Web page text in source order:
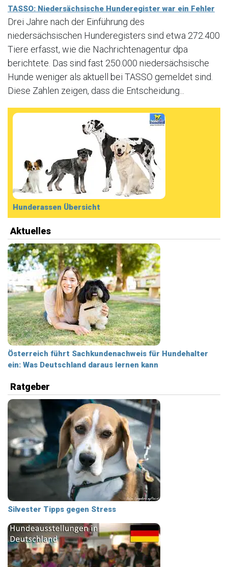
TASSO: Niedersächsische Hunderegister war ein Fehler
Drei Jahre nach der Einführung des
niedersächsischen Hunderegisters sind etwa 272.400
Tiere erfasst, wie die Nachrichtenagentur dpa
berichtete. Das sind fast 250.000 niedersächsische
Hunde weniger als aktuell bei TASSO gemeldet sind.
Diese Zahlen zeigen, dass die Entscheidung...
Hunderassen Übersicht
Aktuelles
Österreich führt Sachkundenachweis für Hundehalter
ein: Was Deutschland daraus lernen kann
Ratgeber
Silvester Tipps gegen Stress